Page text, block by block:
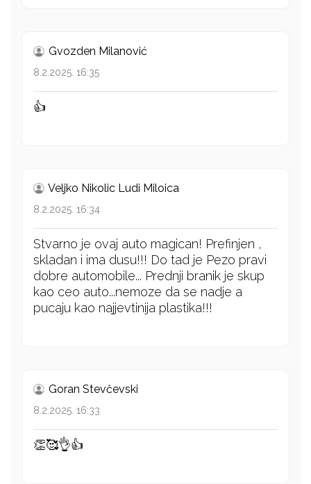
Gvozden Milanović
8.2.2025. 16:35
👍
Veljko Nikolic Ludi Miloica
8.2.2025. 16:34
Stvarno je ovaj auto magican! Prefinjen ,
skladan i ima dusu!!! Do tad je Pezo pravi
dobre automobile... Prednji branik je skup
kao ceo auto...nemoze da se nadje a
pucaju kao najjevtinija plastika!!!
Goran Stevčevski
8.2.2025. 16:33
👏🥰👌👍